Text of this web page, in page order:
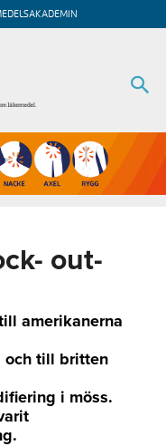
out-
amerikanerna
och till britten
i möss.